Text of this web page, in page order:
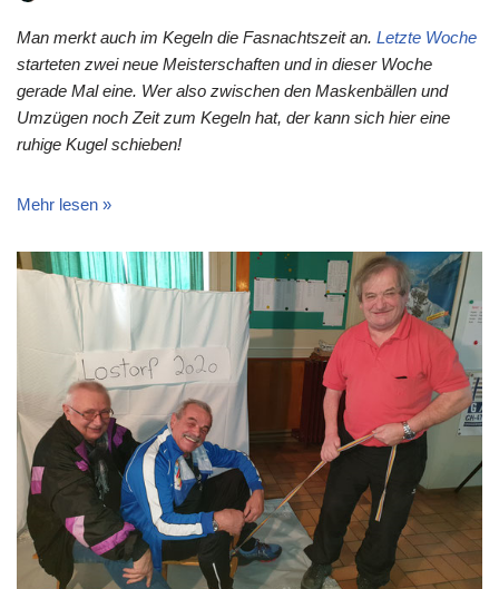
Man merkt auch im Kegeln die Fasnachtszeit an. Letzte Woche
starteten zwei neue Meisterschaften und in dieser Woche
gerade Mal eine. Wer also zwischen den Maskenbällen und
Umzügen noch Zeit zum Kegeln hat, der kann sich hier eine
ruhige Kugel schieben!
Mehr lesen »